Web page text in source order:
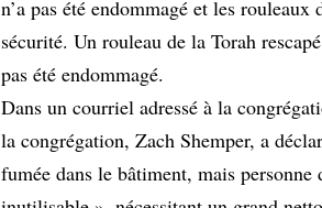
n’a pas été endommagé et les
sécurité. Un rouleau de la Torah
pas été endommagé.
Dans un courriel adressé à la
la congrégation, Zach Shemper, a
fumée dans le bâtiment, mais